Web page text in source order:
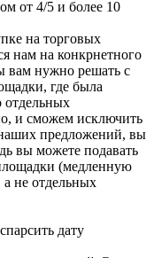
от 4/5 и более 10
на торговых
нам на конкрнетного
вам нужно решать с
где была
отдельных
и сможем исключить
предложений, вы
вы можете подавать
(медленную
а не отдельных
дату